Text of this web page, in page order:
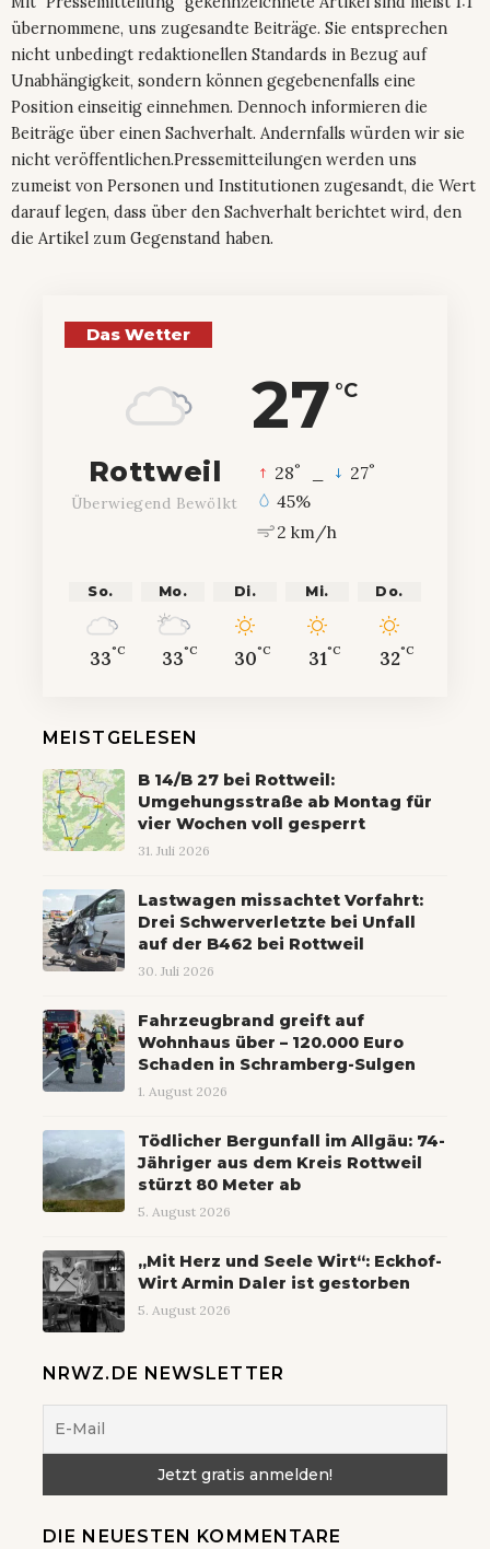
übernommene, uns zugesandte Beiträge. Sie entsprechen
nicht unbedingt redaktionellen Standards in Bezug auf
Unabhängigkeit, sondern können gegebenenfalls eine
Position einseitig einnehmen. Dennoch informieren die
Beiträge über einen Sachverhalt. Andernfalls würden wir sie
nicht veröffentlichen.Pressemitteilungen werden uns
zumeist von Personen und Institutionen zugesandt, die Wert
darauf legen, dass über den Sachverhalt berichtet wird, den
die Artikel zum Gegenstand haben.
Das Wetter
27 °C
Rottweil
Überwiegend Bewölkt
28° 27°
45%
2 km/h
So.
33°C
Mo.
33°C
Di.
30°C
Mi.
31°C
Do.
32°C
MEISTGELESEN
B 14/B 27 bei Rottweil:
Umgehungsstraße ab Montag für
vier Wochen voll gesperrt
31. Juli 2026
Lastwagen missachtet Vorfahrt:
Drei Schwerverletzte bei Unfall
auf der B462 bei Rottweil
30. Juli 2026
Fahrzeugbrand greift auf
Wohnhaus über – 120.000 Euro
Schaden in Schramberg-Sulgen
1. August 2026
Tödlicher Bergunfall im Allgäu: 74-
Jähriger aus dem Kreis Rottweil
stürzt 80 Meter ab
5. August 2026
„Mit Herz und Seele Wirt“: Eckhof-
Wirt Armin Daler ist gestorben
5. August 2026
NRWZ.DE NEWSLETTER
DIE NEUESTEN KOMMENTARE